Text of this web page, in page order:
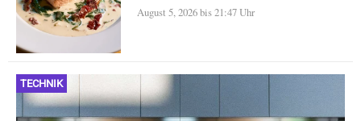
August 5, 2026 bis 21:47 Uhr
TECHNIK